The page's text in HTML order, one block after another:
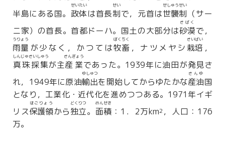
半島にある国。 政体
せいたい
は首長制
せい
で，元首は世襲制
せしゅうせい
（サー
ニ家）の首長。首都ドーハ。国土の大部分は砂漠
さばく
で，
雨量
うりょう
が少なく，かつては牧畜
ぼくちく
，ナツメヤシ栽培
さいばい
，
真珠採集
しんじゅさいしゅう
が主産業
さんぎょう
であった。1939年に油田が発見さ
れ，1949年に原油輸出
ゆしゅつ
を開始してからゆたかな産油
さんゆ
国
となり，工業化・近代化を進めつつある。1971年イギ
リス保護領
ほごりょう
から独立
どくりつ
。 面積
めんせき
：1．2万km2 ，人口：176
万。